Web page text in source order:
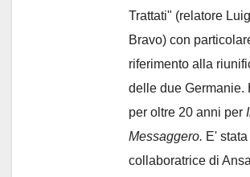
Trattati" (relatore
Bravo) con
riferimento alla
delle due Germanie.
per oltre 20 anni per
Messaggero. E'
collaboratrice di